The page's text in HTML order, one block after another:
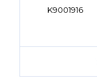
K9001916